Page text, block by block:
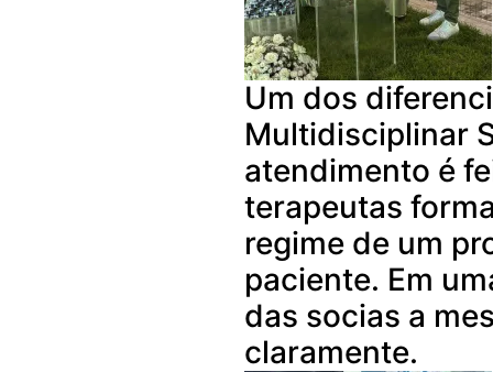
Um dos
Multidisciplinar
atendimento é
terapeutas
regime de um
paciente. Em
das socias a
claramente.